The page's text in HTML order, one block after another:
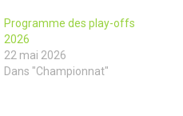
Programme des play-offs
2026
22 mai 2026
Dans "Championnat"